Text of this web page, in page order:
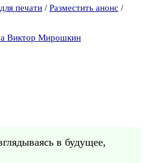
печати / Разместить анонс /
Виктор Мирошкин
в будущее,